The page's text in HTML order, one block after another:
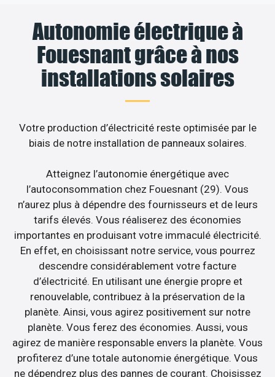
Autonomie électrique à
Fouesnant grâce à nos
installations solaires
Votre production d’électricité reste optimisée par le
biais de notre installation de panneaux solaires.
Atteignez l’autonomie énergétique avec
l’autoconsommation chez Fouesnant (29). Vous
n’aurez plus à dépendre des fournisseurs et de leurs
tarifs élevés. Vous réaliserez des économies
importantes en produisant votre immaculé électricité.
En effet, en choisissant notre service, vous pourrez
descendre considérablement votre facture
d’électricité. En utilisant une énergie propre et
renouvelable, contribuez à la préservation de la
planète. Ainsi, vous agirez positivement sur notre
planète. Vous ferez des économies. Aussi, vous
agirez de manière responsable envers la planète. Vous
profiterez d’une totale autonomie énergétique. Vous
ne dépendrez plus des pannes de courant. Choisissez